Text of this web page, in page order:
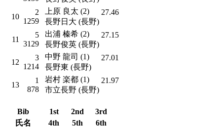
10
2
1259
上原 良太 (2)
長野日大 (長野)
27.46
11
5
3129
出浦 榛希 (2)
長野俊英 (長野)
27.15
12
3
1214
中野 龍司 (1)
長野東 (長野)
27.01
13
1
878
岩村 楽都 (1)
市立長野 (長野)
21.97
Bib 1st 2nd
3rd
氏名
4th 5th
6th